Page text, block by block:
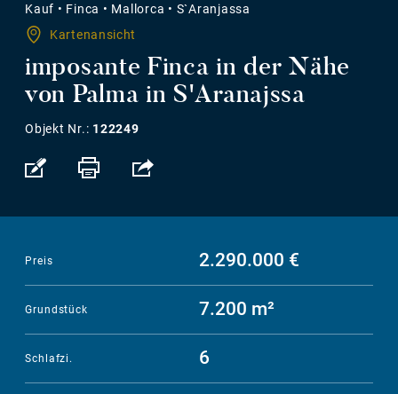
Kauf • Finca • Mallorca • S`Aranjassa
Kartenansicht
imposante Finca in der Nähe
von Palma in S'Aranajssa
Objekt Nr.: 122249
2.290.000 €
Preis
7.200 m²
Grundstück
6
Schlafzi.